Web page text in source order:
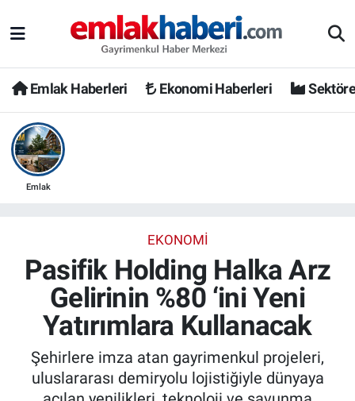
Emlak Haberleri Ekonomi Haberleri
Emlak
EKONOMI
Pasifik Holding Halka Arz
Gelirinin %80 ‘ini Yeni
Yatırımlara Kullanacak
Şehirlere imza atan gayrimenkul projeleri,
uluslararası demiryolu lojistiğiyle dünyaya